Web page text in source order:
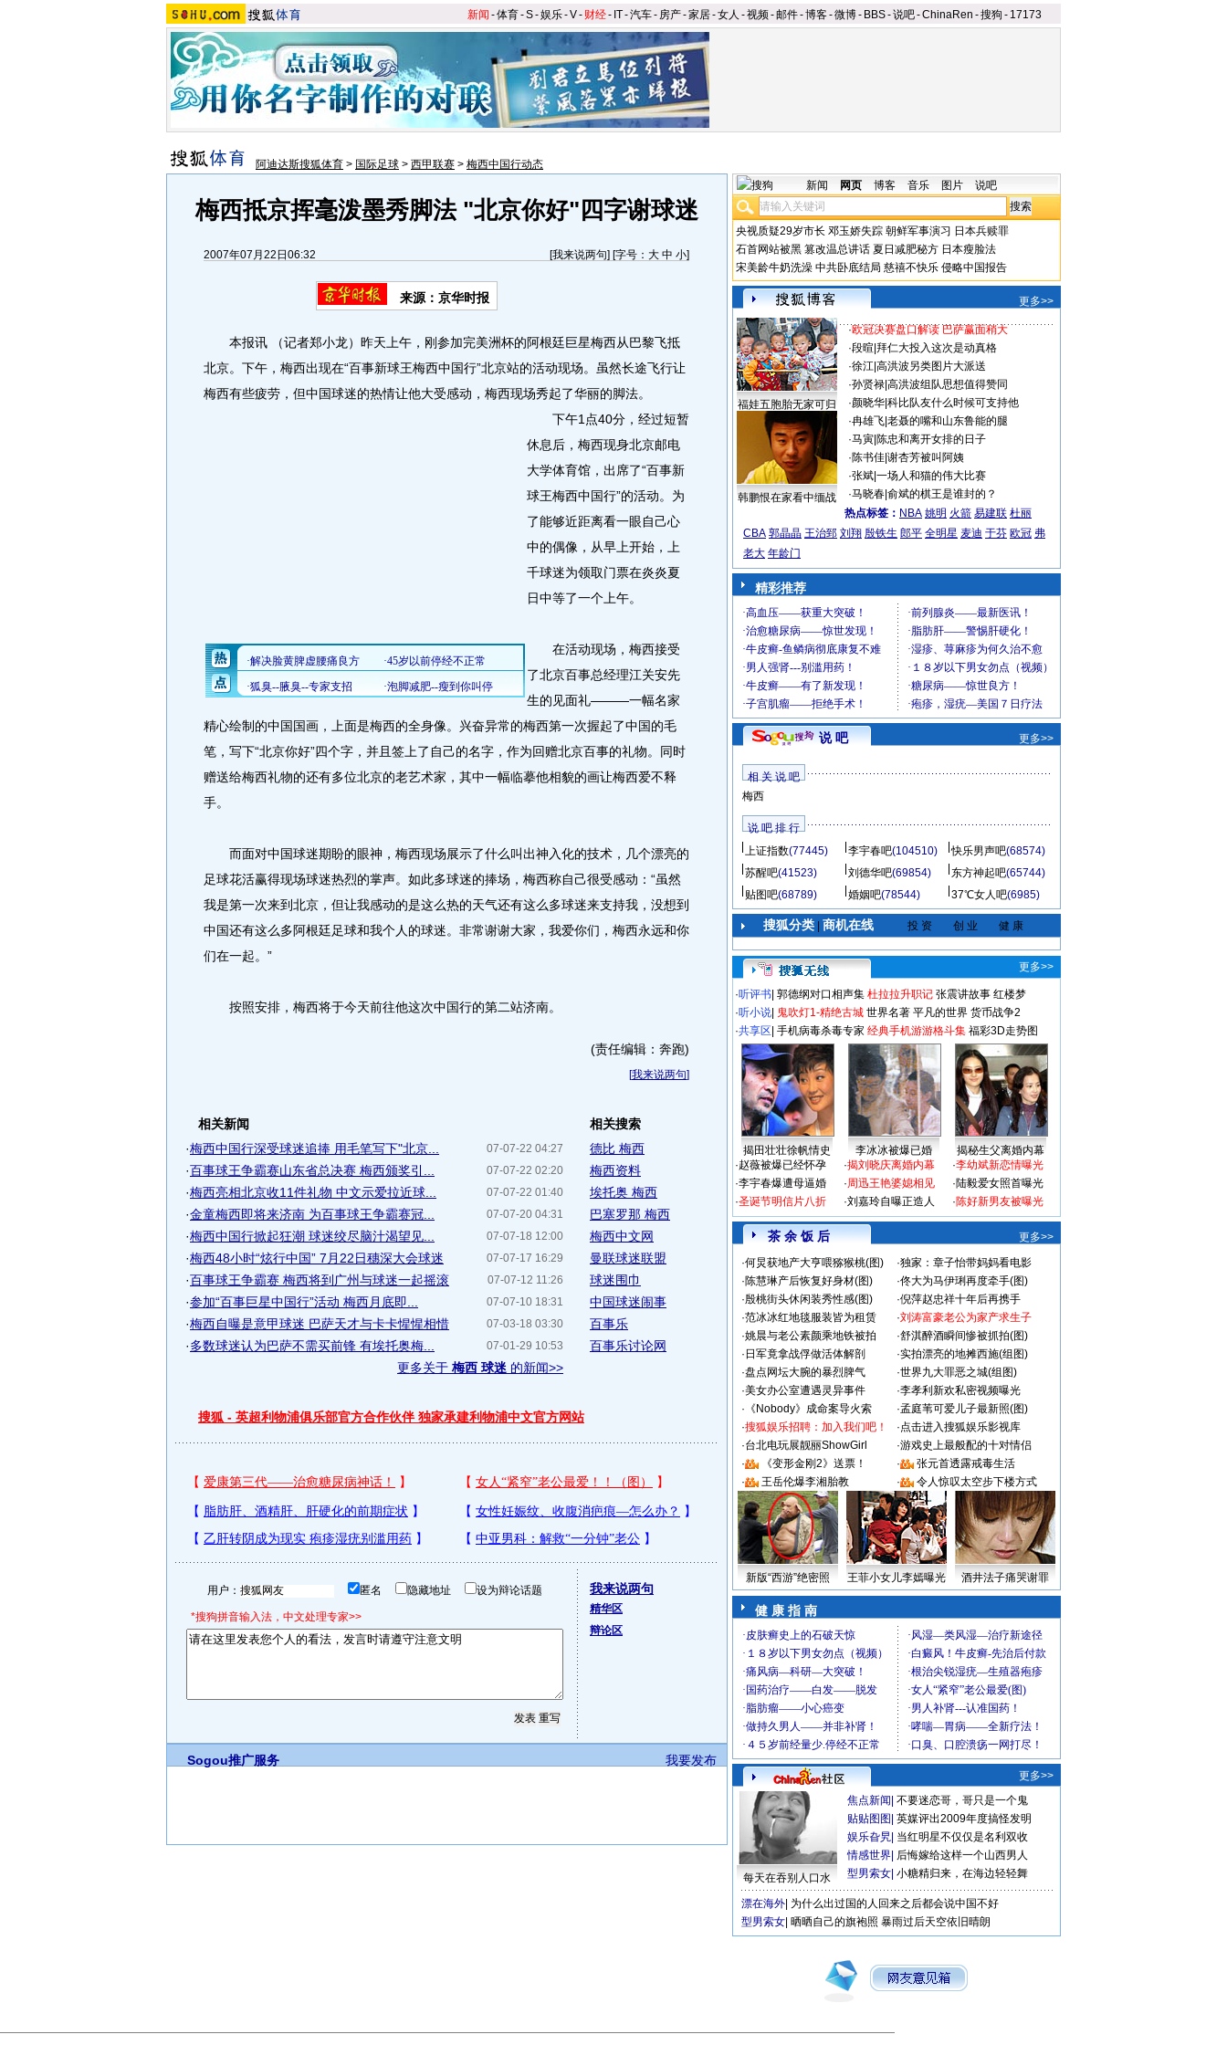
新闻 -体育-S-娱乐-V- 财经- IT-汽车- 房产-家居-女人 -视频-邮件-博客-微博- BBS-说吧-ChinaRen -搜狗 - 17173
阿迪达斯搜狐体育 > 国际足球 > 西甲联赛 > 梅西中国行动态
梅西抵京挥毫泼墨秀脚法 "北京你好"四字谢球迷
2007年07月22日06:32 [我来说两句] [字号： 大 中 小]
来源：京华时报
本报讯 （记者郑小龙）昨天上午，刚参加完美洲杯的阿根廷巨星梅西从巴黎飞抵
北京。下午，梅西出现在“百事新球王梅西中国行”北京站的活动现场。虽然长途飞行让
梅西有些疲劳，但中国球迷的热情让他大受感动，梅西现场秀起了华丽的脚法。
下午1点40分，经过短暂
休息后，梅西现身北京邮电
大学体育馆，出席了“百事新
球王梅西中国行”的活动。为
了能够近距离看一眼自己心
中的偶像，从早上开始，上
千球迷为领取门票在炎炎夏
日中等了一个上午。
在活动现场，梅西接受
了北京百事总经理江关安先
生的见面礼———一幅名家
精心绘制的中国国画，上面是梅西的全身像。兴奋异常的梅西第一次握起了中国的毛
笔，写下“北京你好”四个字，并且签上了自己的名字，作为回赠北京百事的礼物。同时
赠送给梅西礼物的还有多位北京的老艺术家，其中一幅临摹他相貌的画让梅西爱不释
手。
而面对中国球迷期盼的眼神，梅西现场展示了什么叫出神入化的技术，几个漂亮的
足球花活赢得现场球迷热烈的掌声。如此多球迷的捧场，梅西称自己很受感动：“虽然
我是第一次来到北京，但让我感动的是这么热的天气还有这么多球迷来支持我，没想到
中国还有这么多阿根廷足球和我个人的球迷。非常谢谢大家，我爱你们，梅西永远和你
们在一起。”
按照安排，梅西将于今天前往他这次中国行的第二站济南。
(责任编辑：奔跑)
[我来说两句]
相关新闻
07-07-22 04:27
·梅西中国行深受球迷追捧 用毛笔写下"北京...
07-07-22 02:20
·百事球王争霸赛山东省总决赛 梅西颁奖引...
07-07-22 01:40
·梅西亮相北京收11件礼物 中文示爱拉近球...
07-07-20 04:31
·金童梅西即将来济南 为百事球王争霸赛冠...
07-07-18 12:00
·梅西中国行掀起狂潮 球迷绞尽脑汁渴望见...
07-07-17 16:29
·梅西48小时“炫行中国” 7月22日穗深大会球迷
07-07-12 11:26
·百事球王争霸赛 梅西将到广州与球迷一起摇滚
07-07-10 18:31
·参加“百事巨星中国行”活动 梅西月底即...
07-03-18 03:30
·梅西自曝是意甲球迷 巴萨天才与卡卡惺惺相惜
07-01-29 10:53
·多数球迷认为巴萨不需买前锋 有埃托奥梅...
更多关于 梅西 球迷 的新闻>>
相关搜索
德比 梅西
梅西资料
埃托奥 梅西
巴塞罗那 梅西
梅西中文网
曼联球迷联盟
球迷围巾
中国球迷闹事
百事乐
百事乐讨论网
搜狐 - 英超利物浦俱乐部官方合作伙伴 独家承建利物浦中文官方网站
用户： 匿名 隐藏地址 设为辩论话题
*搜狗拼音输入法，中文处理专家>>
我来说两句
精华区
辩论区
我要发布
Sogou推广服务
新闻 网页 博客 音乐 图片 说吧
央视质疑29岁市长 邓玉娇失踪 朝鲜军事演习 日本兵赎罪
石首网站被黑 篡改温总讲话 夏日减肥秘方 日本瘦脸法
宋美龄牛奶洗澡 中共卧底结局 慈禧不快乐 侵略中国报告
更多>>
福娃五胞胎无家可归
韩鹏恨在家看中缅战
·欧冠决赛盘口解读 巴萨赢面稍大
·段暄 拜仁大投入这次是动真格
·徐江| 高洪波另类图片大派送
·孙贤禄| 高洪波组队思想值得赞同
·颜晓华| 科比队友什么时候可支持他
·冉雄飞| 老聂的嘴和山东鲁能的腿
·马寅| 陈忠和离开女排的日子
·陈书佳| 谢杏芳被叫阿姨
·张斌| 一场人和猫的伟大比赛
·马晓春| 俞斌的棋王是谁封的？
热点标签： NBA 姚明 火箭 易建联 杜丽
CBA 郭晶晶 王治郅 刘翔 殷铁生 郎平 全明星 麦迪 于芬 欧冠 弗
老大 年龄门
精彩推荐
说 吧 更多>>
相 关 说 吧
梅西
说 吧 排 行
上证指数(77445) 李宇春吧(104510) 快乐男声吧(68574)
苏醒吧(41523) 刘德华吧(69854) 东方神起吧(65744)
贴图吧(68789) 婚姻吧(78544) 37℃女人吧(6985)
搜狐分类| 商机在线 投 资 创 业 健 康
更多>>
·听评书 郭德纲对口相声集 杜拉拉升职记 张震讲故事 红楼梦
·听小说 鬼吹灯1-精绝古城 世界名著 平凡的世界 货币战争2
·共享区 手机病毒杀毒专家 经典手机游游格斗集 福彩3D走势图
揭田壮壮徐帆情史 李冰冰被爆已婚
揭秘生父离婚内幕
·赵薇被爆已经怀孕
·李宇春爆遭母逼婚
·圣诞节明信片八折
·揭刘晓庆离婚内幕
·周迅王艳婆媳相见
·刘嘉玲自曝正造人
·李幼斌新恋情曝光
·陆毅爱女照首曝光
·陈好新男友被曝光
茶 余 饭 后
更多>>
·何炅获地产大亨喂猕猴桃(图) ·独家：章子怡带妈妈看电影
·陈慧琳产后恢复好身材(图) ·佟大为马伊琍再度牵手(图)
·殷桃街头休闲装秀性感(图) ·倪萍赵忠祥十年后再携手
·范冰冰红地毯服装皆为租赁 ·刘涛富豪老公为家产求生子
·姚晨与老公素颜乘地铁被拍 ·舒淇醉酒瞬间惨被抓拍(图)
· 日军竟拿战俘做活体解剖 ·实拍漂亮的地摊西施(组图)
·盘点网坛大腕的暴烈脾气 ·世界九大罪恶之城(组图)
·美女办公室遭遇灵异事件 ·李孝利新欢私密视频曝光
· 《Nobody》成命案导火索 ·孟庭苇可爱儿子最新照(图)
·搜狐娱乐招聘：加入我们吧！ ·点击进入搜狐娱乐影视库
·台北电玩展靓丽ShowGirl ·游戏史上最般配的十对情侣
·
《变形金刚2》送票！ ·
张元首透露戒毒生活
·
王岳伦爆李湘胎教 · 令人惊叹太空步下楼方式
新版“西游”绝密照 王菲小女儿李嫣曝光 酒井法子痛哭谢罪
健 康 指 南
更多>>
每天在吞别人口水
焦点新闻 不要迷恋哥，哥只是一个鬼
贴贴图图 英媒评出2009年度搞怪发明
娱乐旮旯 当红明星不仅仅是名利双收
情感世界 后悔嫁给这样一个山西男人
型男索女 小糖精归来，在海边轻轻舞
漂在海外 为什么出过国的人回来之后都会说中国不好
型男索女 晒晒自己的旗袍照 暴雨过后天空依旧晴朗